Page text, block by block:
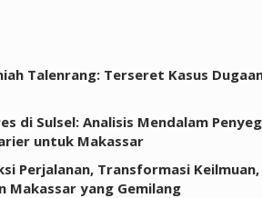
Talenrang: Terseret Kasus
di Sulsel: Analisis Mendalam
untuk Makassar
Perjalanan, Transformasi
Makassar yang Gemilang